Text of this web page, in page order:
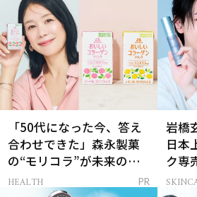
「50代になった今、答え
合わせできた」森永製菓
の“モリコラ”が未来のキ
レイを連れてくる！
HEALTH PR
岩橋
日本
ク専
ンケ